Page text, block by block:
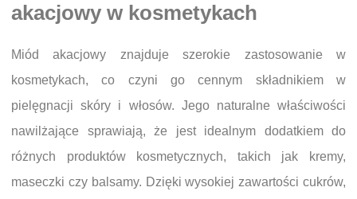
akacjowy w kosmetykach
Miód akacjowy znajduje szerokie zastosowanie w
kosmetykach, co czyni go cennym składnikiem w
pielęgnacji skóry i włosów. Jego naturalne właściwości
nawilżające sprawiają, że jest idealnym dodatkiem do
różnych produktów kosmetycznych, takich jak kremy,
maseczki czy balsamy. Dzięki wysokiej zawartości cukrów,